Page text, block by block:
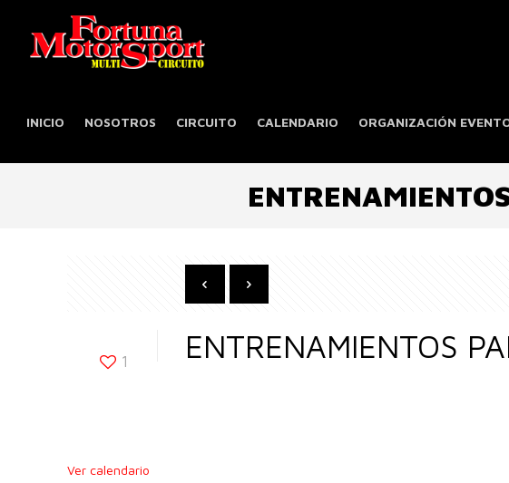
INICIO NOSOTROS CIRCUITO CALENDARIO ORGANIZACIÓN
1 ENTRENAMIENTOS
Ver calendario